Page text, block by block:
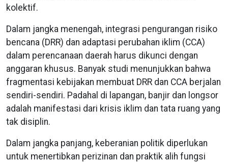
kolektif.
Dalam jangka menengah, integrasi pengurangan risiko
bencana (DRR) dan adaptasi perubahan iklim (CCA)
dalam perencanaan daerah harus dikunci dengan
anggaran khusus. Banyak studi menunjukkan bahwa
fragmentasi kebijakan membuat DRR dan CCA berjalan
sendiri-sendiri. Padahal di lapangan, banjir dan longsor
adalah manifestasi dari krisis iklim dan tata ruang yang
tak disiplin.
Dalam jangka panjang, keberanian politik diperlukan
untuk menertibkan perizinan dan praktik alih fungsi